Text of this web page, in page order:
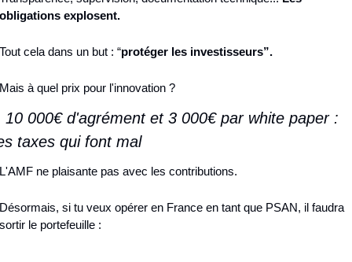
obligations explosent.
Tout cela dans un but : “protéger les investisseurs”.
Mais à quel prix pour l'innovation ?
10 000€ d'agrément et 3 000€ par white paper :
taxes qui font mal
L'AMF ne plaisante pas avec les contributions.
Désormais, si tu veux opérer en France en tant que PSAN, il faudra
sortir le portefeuille :